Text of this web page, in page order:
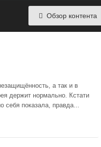
Обзор контента
а так и в
держит нормально. Кстати
себя показала, правда...